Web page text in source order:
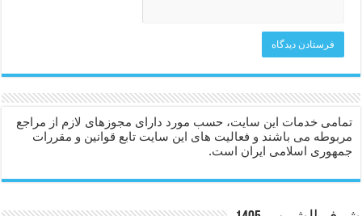
تمامی خدمات این سایت، حسب مورد دارای مجوزهای لازم از مراجع
مربوطه می باشند و فعالیت های این سایت تابع قوانین و مقررات
جمهوری اسلامی ایران است.